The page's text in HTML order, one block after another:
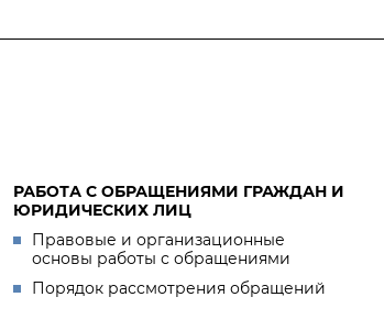
РАБОТА С ОБРАЩЕНИЯМИ ГРАЖДАН И
ЮРИДИЧЕСКИХ ЛИЦ
Правовые и организационные
основы работы с обращениями
Порядок рассмотрения обращений